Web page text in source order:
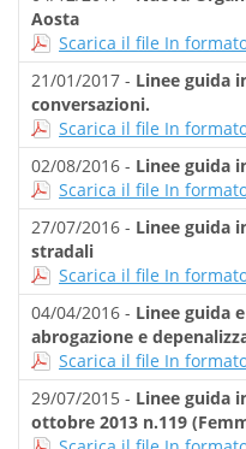
Aosta
Scarica il file In
21/01/2017 - Linee guida
conversazioni.
Scarica il file In
02/08/2016 - Linee guida
Scarica il file In
27/07/2016 - Linee guida
stradali
Scarica il file In
04/04/2016 - Linee guida
abrogazione e
Scarica il file In
29/07/2015 - Linee guida
ottobre 2013 n.119